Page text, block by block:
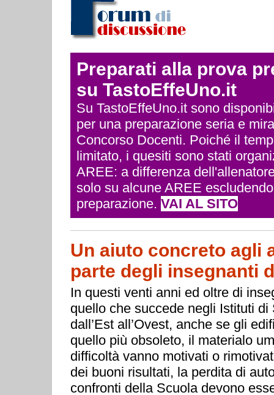
Preparati alla prova
su TastoEffeUno.it
Su TastoEffeUno.it sono
per una preparazione seria e
Concorso Docenti. Poiché il
limitato, i quesiti sono stati
AREE: a differenza
solo su alcune AREE
preparazione. VAI AL SITO
Un aiuto concreto agli
parte degli insegnanti
In questi venti anni ed oltre di
quello che succede negli Istituti
dall’Est all’Ovest, anche se gli
quello più obsoleto, il materialo
difficoltà vanno motivati o
dei buoni risultati, la perdita di
confronti della Scuola devono